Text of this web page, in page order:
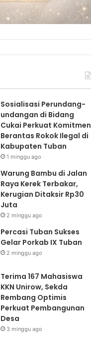
Sosialisasi Perundang-
undangan di Bidang
Cukai Perkuat Komitmen
Berantas Rokok Ilegal di
Kabupaten Tuban
1 minggu ago
Warung Bambu di Jalan
Raya Kerek Terbakar,
Kerugian Ditaksir Rp30
Juta
2 minggu ago
Percasi Tuban Sukses
Gelar Porkab IX Tuban
2 minggu ago
Terima 167 Mahasiswa
KKN Unirow, Sekda
Rembang Optimis
Perkuat Pembangunan
Desa
3 minggu ago